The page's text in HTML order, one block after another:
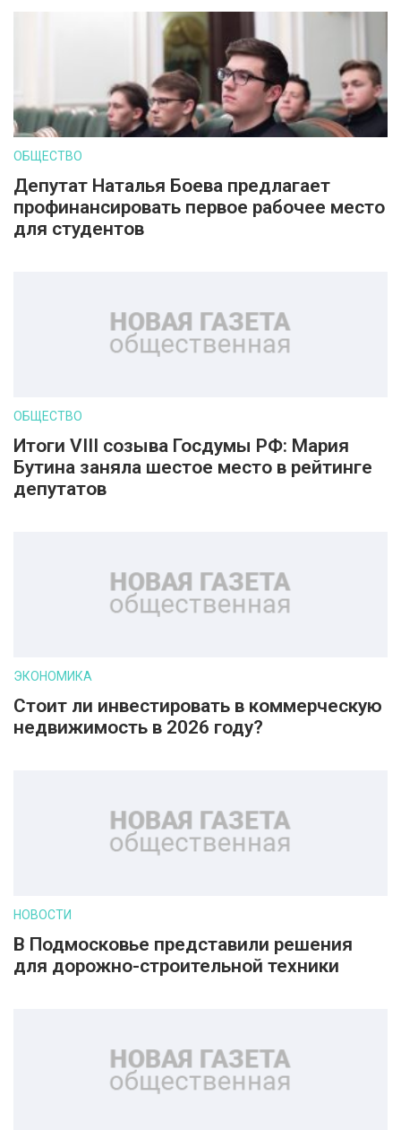
ОБЩЕСТВО
Депутат Наталья Боева предлагает
профинансировать первое рабочее место
для студентов
ОБЩЕСТВО
Итоги VIII созыва Госдумы РФ: Мария
Бутина заняла шестое место в рейтинге
депутатов
ЭКОНОМИКА
Стоит ли инвестировать в коммерческую
недвижимость в 2026 году?
НОВОСТИ
В Подмосковье представили решения
для дорожно-строительной техники